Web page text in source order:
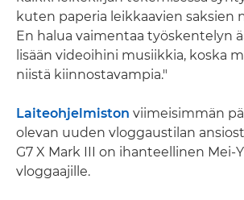
kuten paperia leikkaavien saksien
En halua vaimentaa työskentelyn
lisään videoihini musiikkia, koska
niistä kiinnostavampia."
Laiteohjelmiston viimeisimmän
olevan uuden vloggaustilan
G7 X Mark III on ihanteellinen Mei-
vloggaajille.